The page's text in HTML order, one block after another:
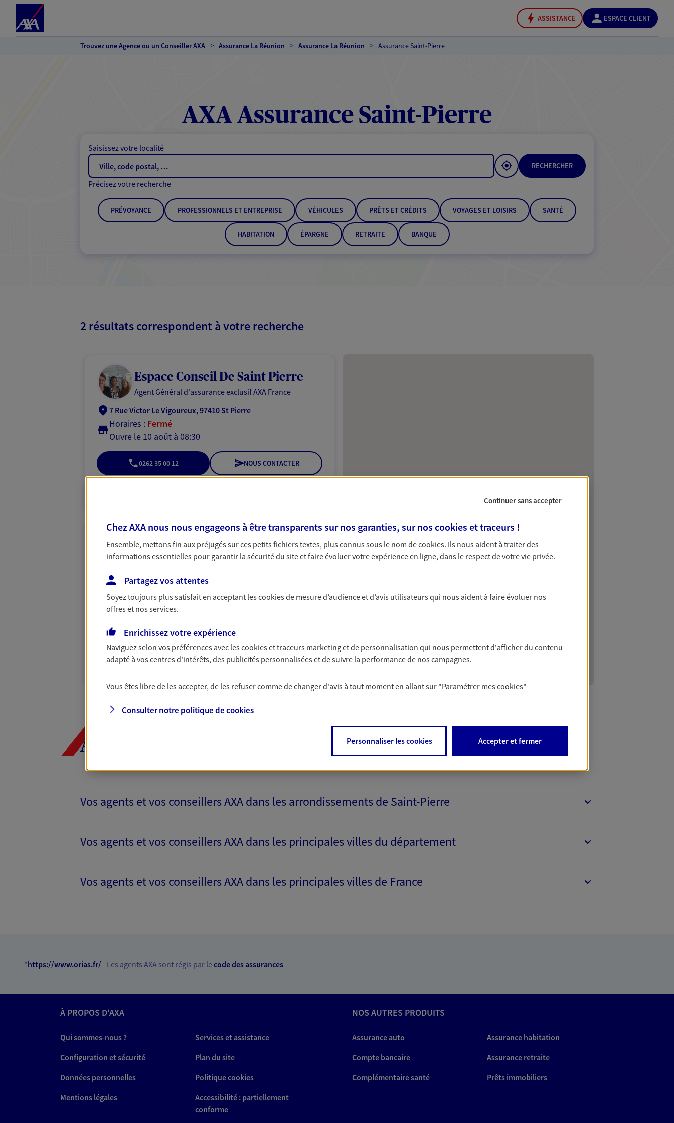
ASSISTANCE ESPACE CLIENT
Trouvez une Agence ou un Conseiller AXA Assurance La Réunion Assurance La Réunion Assurance Saint-Pierre
AXA Assurance Saint-Pierre
Saisissez votre localité
RECHERCHER
Précisez votre recherche
PRÉVOYANCE PROFESSIONNELS ET ENTREPRISE VÉHICULES PRÊTS ET CRÉDITS VOYAGES ET LOISIRS SANTÉ
HABITATION ÉPARGNE RETRAITE BANQUE
2 résultats correspondent à votre recherche
Espace Conseil De Saint Pierre
Agent Général d'assurance exclusif AXA France
7 Rue Victor Le Vigoureux, 97410 St Pierre
Horaires : Fermé
Ouvre le 10 août à 08:30
0262 35 00 12 NOUS CONTACTER
Sarl Etablissement Legros
Assurances
Centre Cial Grand Large Rue De La Poudriere, 97410 St Pierre
Agence accessible
Horaires : Fermé
0262 96 19 00 NOUS CONTACTER
N° Orias * (orias.fr) : 07023413
AXA, toujours proche de vous
Vos agents et vos conseillers AXA dans les arrondissements de Saint-Pierre
Vos agents et vos conseillers AXA dans les principales villes du département
Vos agents et vos conseillers AXA dans les principales villes de France
*https://www.orias.fr/ - Les agents AXA sont régis par lecode des assurances
À PROPOS D'AXA
Qui sommes-nous ?
Services et assistance
Configuration et sécurité
Plan du site
Données personnelles
Politique cookies
Mentions légales
Accessibilité : partiellement
conforme
NOS AUTRES PRODUITS
Assurance auto
Assurance habitation
Compte bancaire
Assurance retraite
Complémentaire santé
Prêts immobiliers
Continuer sans accepter
Chez AXA nous nous engageons à être transparents sur nos garanties, sur nos cookies et traceurs !
Ensemble, mettons fin aux préjugés sur ces petits fichiers textes, plus connus sous le nom decookies. Ils nous aident à traiter des
informations essentielles pour garantir la sécurité du site et faire évoluer votre expérience en ligne, dans le respect de votre vie privée.
Partagez vos attentes
Soyez toujours plus satisfait en acceptant lescookiesde mesure d’audience et d’avis utilisateurs qui nous aident à faire évoluer nos
offres et nos services.
Enrichissez votre expérience
Naviguez selon vos préférences avec lescookies et traceurs marketing et de personnalisation qui nous permettent d'afficher du contenu
adapté à vos centres d'intérêts, des publicités personnalisées et de suivre la performance de nos campagnes.
Vous êtes libre de les accepter, de les refuser comme de changer d'avis à tout moment en allant sur "Paramétrer mescookies"
Consulter notre politique decookies
Personnaliser les cookies Accepter et fermer